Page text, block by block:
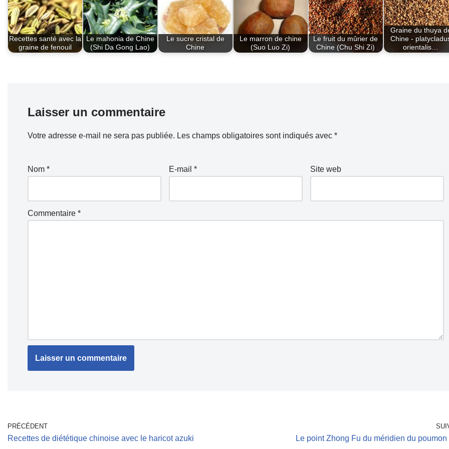
o
k
p
Recettes santé avec la
graine de fenouil
Le mahonia de Chine
(Shi Da Gong Lao)
Le sucre cristal de
Chine
Le marron de chine
(Suo Luo Zi)
Le fruit du mûrier de
Chine (Chu Shi Zi)
Graine du thuya
Chine -
orientalis…
Laisser un commentaire
Votre adresse e-mail ne sera pas publiée. Les champs obligatoires sont indiqués avec *
Nom * E-mail * Site web
Commentaire *
PRÉCÉDENT
Recettes de diététique chinoise avec le haricot azuki Le point Zhong Fu du méridien du poumon